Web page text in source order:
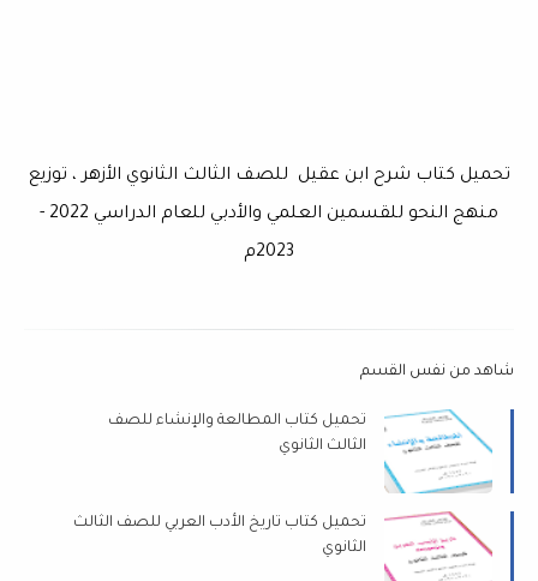
تحميل كتاب شرح ابن عقيل للصف الثالث الثانوي الأزهر ، توزيع
منهج النحو للقسمين العلمي والأدبي للعام الدراسي 2022 -
2023م
شاهد من نفس القسم
تحميل كتاب المطالعة والإنشاء للصف
الثالث الثانوي
تحميل كتاب تاريخ الأدب العربي للصف الثالث
الثانوي